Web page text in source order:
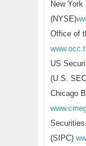
New
(NYSE)
Office of
US
(U.S.
Chicago
(SIPC)